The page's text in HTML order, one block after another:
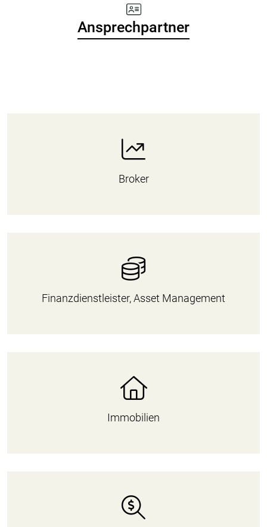
Ansprechpartner
Broker
Finanzdienstleister, Asset Management
Immobilien